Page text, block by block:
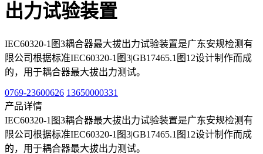
出力试验装置
IEC60320-1图3耦合器最大拔出力试验装置是广东安规检测有
限公司根据标准IEC60320-1图3|GB17465.1图12设计制作而成
的，用于耦合器最大拔出力测试。
0769-23600626 13650000331
产品详情
IEC60320-1图3耦合器最大拔出力试验装置是广东安规检测有
限公司根据标准IEC60320-1图3|GB17465.1图12设计制作而成
的，用于耦合器最大拔出力测试。